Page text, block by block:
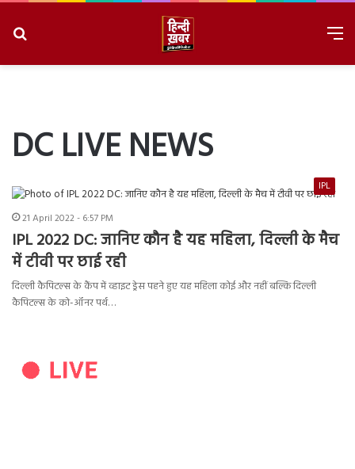
DC LIVE NEWS
IPL
21 April 2022 - 6:57 PM
IPL 2022 DC: जानिए कौन है यह महिला, दिल्ली के मैच
में टीवी पर छाई रही
दिल्ली कैपिटल्स के कैंप में व्हाइट ड्रेस पहने हुए यह महिला कोई और नहीं बल्कि दिल्ली
कैपिटल्स के को-ऑनर पर्थ…